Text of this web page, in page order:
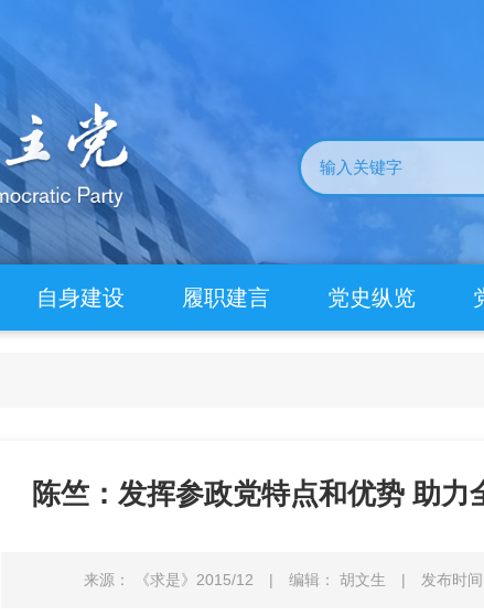
自身建设 履职建言 党史纵览
陈竺：发挥参政党特点和优势 助力
来源： 《求是》2015/12 | 编辑： 胡文生 | 发布时